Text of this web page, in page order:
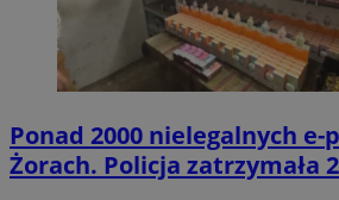
Ponad 2000 nielegalnych
Żorach. Policja zatrzymała